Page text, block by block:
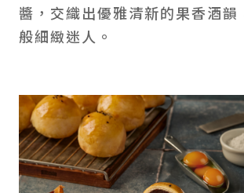
醬，交織出優雅清新的果香酒韻
般細緻迷人。